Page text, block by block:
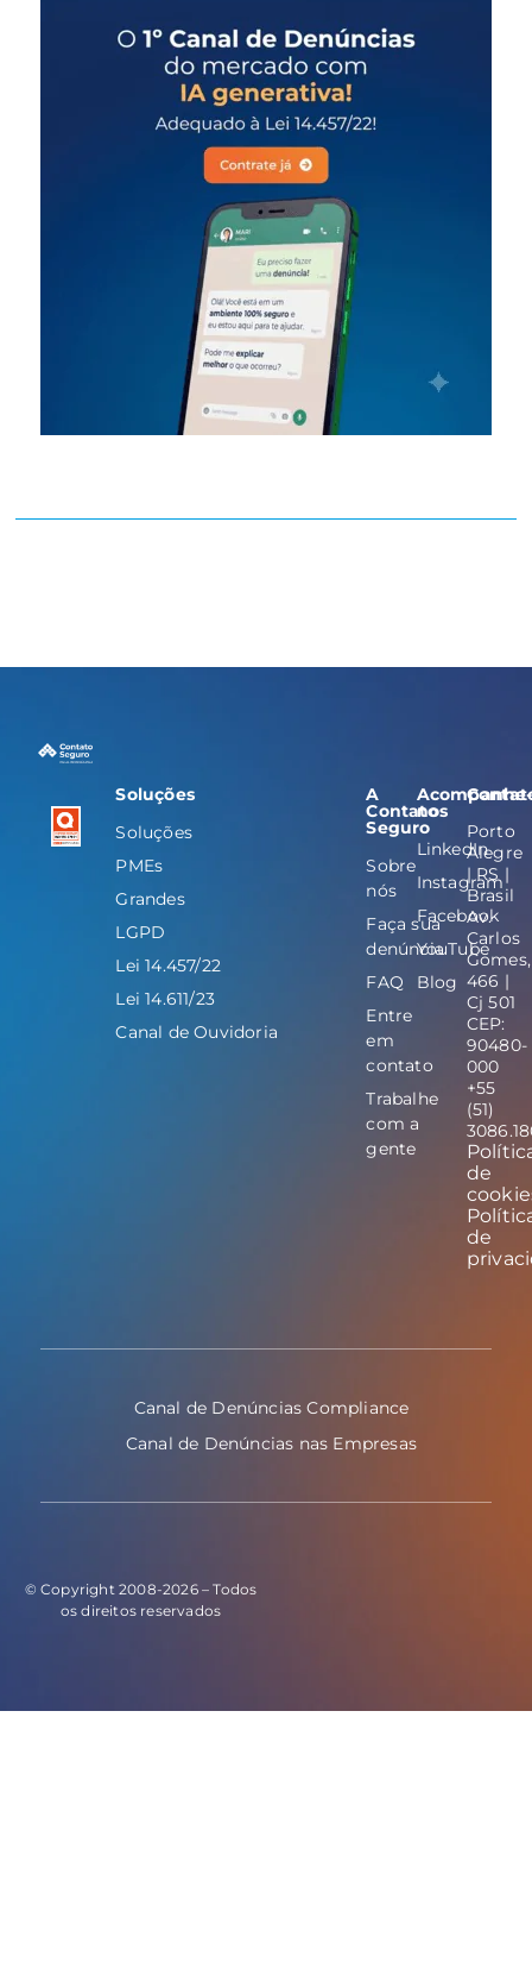
Soluções
Soluções
PMEs
Grandes
LGPD
Lei 14.457/22
Lei 14.611/23
Canal de Ouvidoria
A
Contato
Seguro
Sobre
nós
Faça sua
denúncia
FAQ
Entre
em
contato
Trabalhe
com a
gente
Acompanhe-
nos
LinkedIn
Instagram
Facebook
YouTube
Blog
Porto
Alegre
| RS |
Brasil
Av.
Carlos
Gomes,
466 |
Cj 501
CEP:
90480-
000
+55
(51)
de
de
Canal de Denúncias Compliance
Canal de Denúncias nas Empresas
© Copyright 2008-2026 – Todos
os direitos reservados